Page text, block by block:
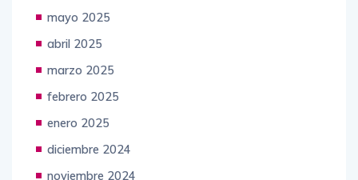
mayo 2025
abril 2025
marzo 2025
febrero 2025
enero 2025
diciembre 2024
noviembre 2024